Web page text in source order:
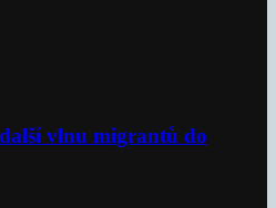
vlnu migrantů do